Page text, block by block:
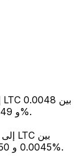
و 0.0049. كان المتوسط 0.0049 مع تقلبات 0.63%.
0.0045 و 0.0050. كان المتوسط 0.0048 مع تقلبات 1.66%.